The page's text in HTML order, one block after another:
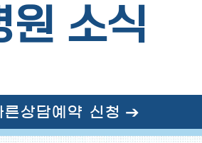
원 소식
른상담예약 신청